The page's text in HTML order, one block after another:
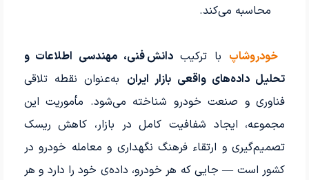
محاسبه می‌کند.
خودروشاپ با ترکیبدانش فنی، مهندسی اطلاعات و
تحلیل داده‌های واقعی بازار ایران به‌عنوان نقطه تلاقی
فناوری و صنعت خودرو شناخته می‌شود. مأموریت این
مجموعه، ایجاد شفافیت کامل در بازار، کاهش ریسک
تصمیم‌گیری و ارتقاء فرهنگ نگهداری و معامله خودرو در
کشور است — جایی که هر خودرو، داده‌ی خود را دارد و هر